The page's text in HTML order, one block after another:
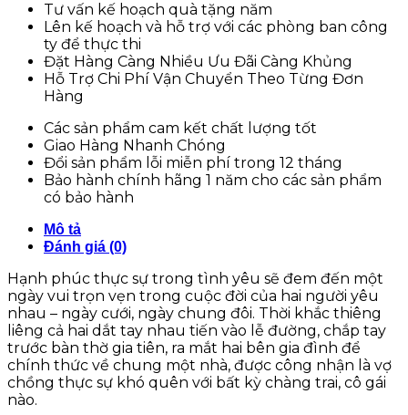
Tư vấn kế hoạch quà tặng năm
Lên kế hoạch và hỗ trợ với các phòng ban công
ty để thực thi
Đặt Hàng Càng Nhiều Ưu Đãi Càng Khủng
Hỗ Trợ Chi Phí Vận Chuyển Theo Từng Đơn
Hàng
Các sản phẩm cam kết chất lượng tốt
Giao Hàng Nhanh Chóng
Đổi sản phẩm lỗi miễn phí trong 12 tháng
Bảo hành chính hãng 1 năm cho các sản phẩm
có bảo hành
Mô tả
Đánh giá (0)
Hạnh phúc thực sự trong tình yêu sẽ đem đến một
ngày vui trọn vẹn trong cuộc đời của hai người yêu
nhau – ngày cưới, ngày chung đôi. Thời khắc thiêng
liêng cả hai dắt tay nhau tiến vào lễ đường, chắp tay
trước bàn thờ gia tiên, ra mắt hai bên gia đình để
chính thức về chung một nhà, được công nhận là vợ
chồng thực sự khó quên với bất kỳ chàng trai, cô gái
nào.